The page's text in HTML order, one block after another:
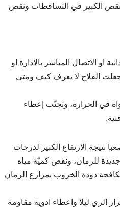
الكبير في التساقطات ونقص
او الاتصال المباشر بالادارة او
الفلاح لا يعرف كيف ومتى
في الحرارة، وتجنّب إعطاء
الرمان كان صعبا نتيجة الارتفاع الكبير لدرجات
أمراض جديدة للرمان، ونقص كميّة مياه
دودة الخروب بمزارع الرمان
الري ليلا واعطاء ادوية مقاومة